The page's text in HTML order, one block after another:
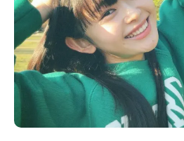
Seventeenについて
Follow us
ST